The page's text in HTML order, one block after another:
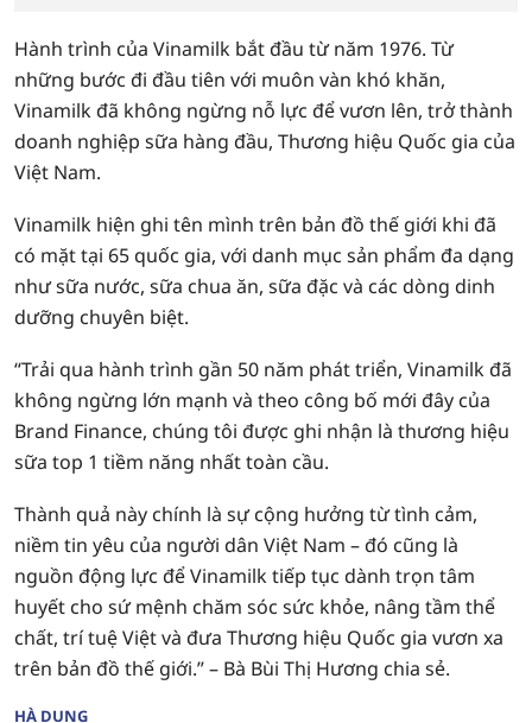
Hành trình của Vinamilk bắt đầu từ năm 1976. Từ
những bước đi đầu tiên với muôn vàn khó khăn,
Vinamilk đã không ngừng nỗ lực để vươn lên, trở thành
doanh nghiệp sữa hàng đầu, Thương hiệu Quốc gia của
Việt Nam.
Vinamilk hiện ghi tên mình trên bản đồ thế giới khi đã
có mặt tại 65 quốc gia, với danh mục sản phẩm đa dạng
như sữa nước, sữa chua ăn, sữa đặc và các dòng dinh
dưỡng chuyên biệt.
“Trải qua hành trình gần 50 năm phát triển, Vinamilk đã
không ngừng lớn mạnh và theo công bố mới đây của
Brand Finance, chúng tôi được ghi nhận là thương hiệu
sữa top 1 tiềm năng nhất toàn cầu.
Thành quả này chính là sự cộng hưởng từ tình cảm,
niềm tin yêu của người dân Việt Nam – đó cũng là
nguồn động lực để Vinamilk tiếp tục dành trọn tâm
huyết cho sứ mệnh chăm sóc sức khỏe, nâng tầm thể
chất, trí tuệ Việt và đưa Thương hiệu Quốc gia vươn xa
trên bản đồ thế giới.” – Bà Bùi Thị Hương chia sẻ.
HÀ DUNG